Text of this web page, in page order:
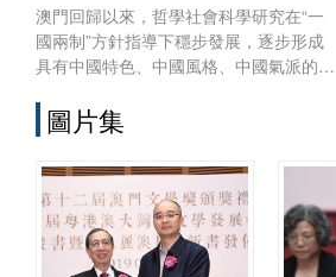
澳門回歸以來，哲學社會科學研究在“一
國兩制”方針指導下穩步發展，逐步形成
具有中國特色、中國風格、中國氣派的自
哲學社會科學工作座談會上發表重要講
話、中共中央辦公廳2022年印發《國家
“十四五”時期哲學社會科學發展規劃》以
來，澳門的高等院校、澳門基金會和學術
團體作為知識產出、傳播和實踐的主體，
在構建哲學社會科學自主知識體系的征程
上，從學科建設、智庫服務、文化傳承到
圖片集